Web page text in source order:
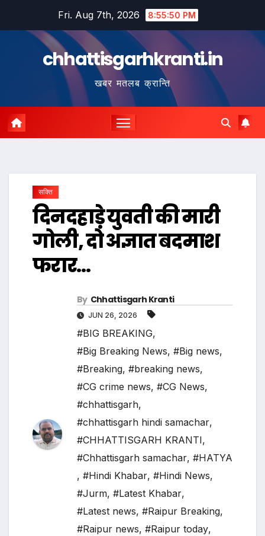
Fri. Aug 7th, 2026 8:55:51 PM
chhattisgarhkranti.in
खबर मतलब क्रान्ति
सक्ति
दिनदहाड़े युवती की मारी
गोली, दो अज्ञात बदमाश
फरार…
By Chhattisgarh Kranti
JUN 26, 2026
#BIG BREAKING,
#Big Breaking News, #Big news,
#Breaking, #breaking news,
#CG crime news, #CG News,
#chhattisgarh,
#chhattisgarh hindi samachar,
#CHHATTISGARH KRANTI,
#Chhattisgarh samachar, #HATYA
, #Hindi Khabar, #Hindi News,
#Jurm, #Latest Khabar,
#Latest news, #Raipur Breaking,
#Raipur news, #Raipur today,